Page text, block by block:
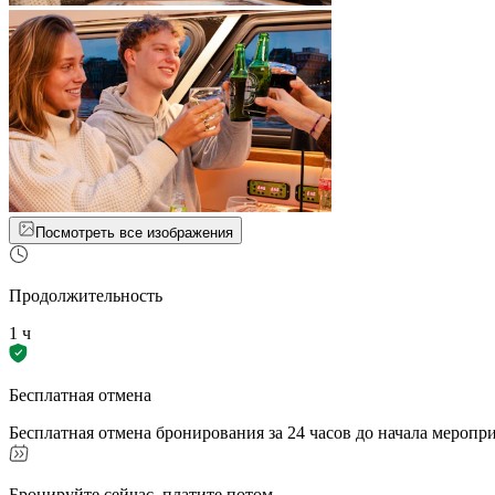
Посмотреть все изображения
Продолжительность
1 ч
Бесплатная отмена
Бесплатная отмена бронирования за 24 часов до начала